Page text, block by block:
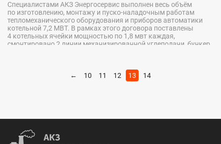
Специалистами АКЗ Энергосервис выполнен весь объём
по изготовлению, монтажу и пуско-наладочным работам
тепломеханического оборудования и приборов автоматики
котельной 7,2 МВТ. В рамках этого договора поставлены
4 котельных ячейки мощностью по 1,8 мвт каждая,
смонтировано 2 линии механизированной углеподачи, бункер
←
10 11 12 13 14